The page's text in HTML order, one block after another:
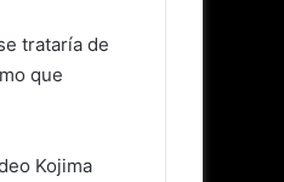
trataría de
que
Kojima